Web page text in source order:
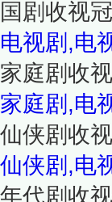
国剧收视
电视剧,电
家庭剧收
家庭剧,电
仙侠剧收
仙侠剧,电
年代剧收